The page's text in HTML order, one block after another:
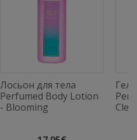
Лосьон для тела
Perfumed Body Lotion
- Blooming